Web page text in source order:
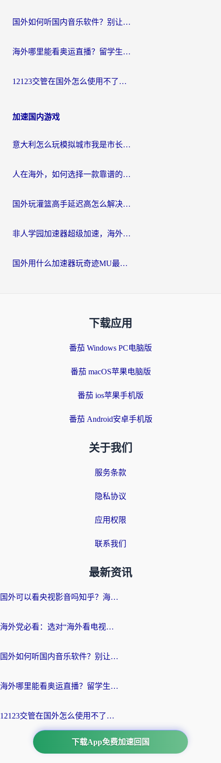
国外如何听国内音乐软件？别让地域限制，断了你的中文歌单
海外哪里能看奥运直播？留学生&海外华人必看的体育赛事观赛终极指南
12123交管在国外怎么使用不了？海外华人必看的无缝访问国内资源指南
加速国内游戏
意大利怎么玩模拟城市我是市长？海外党国服游戏加速终极攻略（附三国3量子特攻解决办法）
人在海外，如何选择一款靠谱的玩剑灵2加速器？
国外玩灌篮高手延迟高怎么解决？海外玩家国服游戏加速终极指南
非人学园加速器超级加速，海外玩家重返国服的通行证
国外用什么加速器玩奇迹MU最好？2026海外玩家国服游戏加速全攻略
下载应用
番茄 Windows PC电脑版
番茄 macOS苹果电脑版
番茄 ios苹果手机版
番茄 Android安卓手机版
关于我们
服务条款
隐私协议
应用权限
联系我们
最新资讯
国外可以看央视影音吗知乎？海外党亲测有效的回国加速方案
海外党必看：选对“海外看电视剧软件”，再也不用愁国内剧刷不了
国外如何听国内音乐软件？别让地域限制，断了你的中文歌单
海外哪里能看奥运直播？留学生&海外华人必看的体育赛事观赛终极指南
12123交管在国外怎么使用不了？海外华人必看的无缝访问国内资源指南
下载App免费加速回国